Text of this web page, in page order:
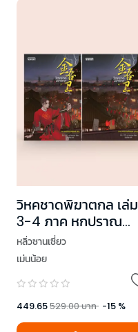
วิหคชาดพิฆาตกล เล่ม
3-4 ภาค หกปราณ
มหัศจรรย์
หลิ่วซานเซี่ยว
เม่นน้อย
449.65529.00บาท -15 %